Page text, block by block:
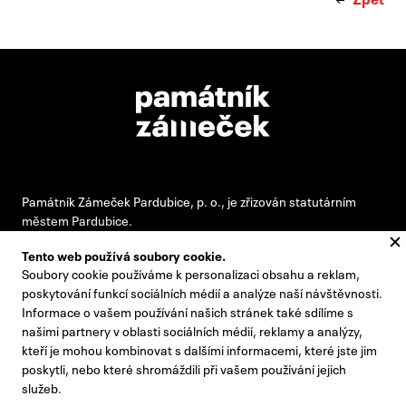
Památník Zámeček Pardubice, p. o., je zřizován statutárním
městem Pardubice.
#pamatnikzamecek
zamecek@zamecek-memorial.cz
+420 732 895 221
Kontakty
Tento web používá soubory cookie.
Soubory cookie používáme k personalizaci obsahu a reklam,
poskytování funkcí sociálních médií a analýze naší návštěvnosti.
Informace o vašem používání našich stránek také sdílíme s
našimi partnery v oblasti sociálních médií, reklamy a analýzy,
kteří je mohou kombinovat s dalšími informacemi, které jste jim
poskytli, nebo které shromáždili při vašem používání jejich
služeb.